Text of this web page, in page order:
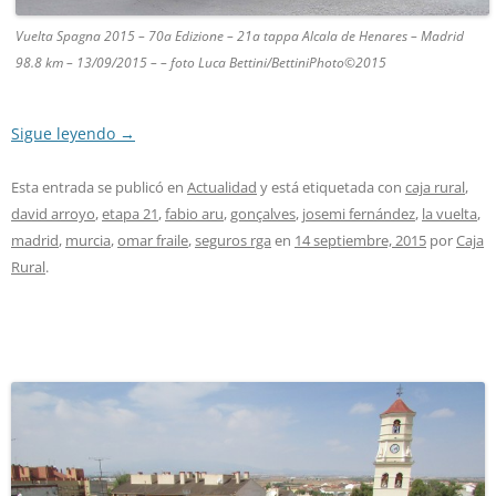
Vuelta Spagna 2015 – 70a Edizione – 21a tappa Alcala de Henares – Madrid
98.8 km – 13/09/2015 – – foto Luca Bettini/BettiniPhoto©2015
Sigue leyendo →
Esta entrada se publicó en Actualidad y está etiquetada con caja rural,
david arroyo,etapa 21,fabio aru,gonçalves, josemi fernández, la vuelta,
madrid, murcia,omar fraile,seguros rga en 14 septiembre, 2015 porCaja
Rural.